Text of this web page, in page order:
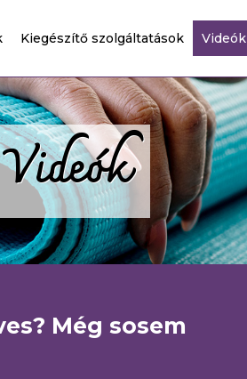
Kiegészítő szolgáltatások Videók
Videók
Még sosem